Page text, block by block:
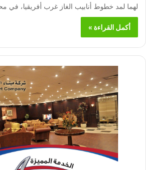
لهما لمد خطوط أنابيب الغاز غرب أفريقيا، في
أكمل القراءة »